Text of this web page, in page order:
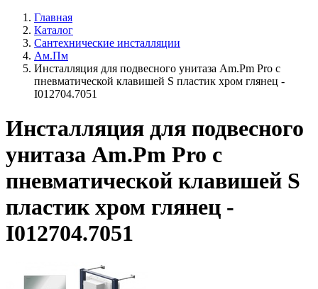
Главная
Каталог
Сантехнические инсталляции
Ам.Пм
Инсталляция для подвесного унитаза Am.Pm Pro с
пневматической клавишей S пластик хром глянец -
I012704.7051
Инсталляция для подвесного
унитаза Am.Pm Pro с
пневматической клавишей S
пластик хром глянец -
I012704.7051